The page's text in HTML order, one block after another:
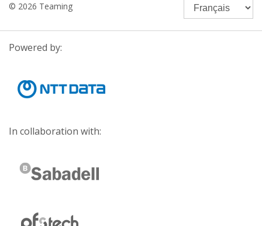
© 2026 Teaming
Powered by:
In collaboration with: